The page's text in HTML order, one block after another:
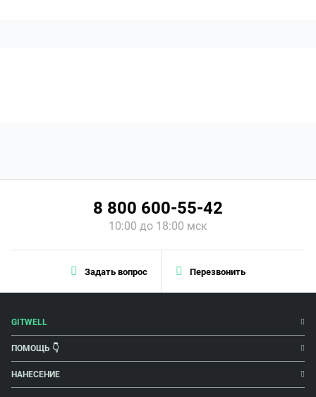
Задать вопрос Перезвонить
8 800 600-55-42
10:00 до 18:00 мск
GITWELL
ПОМОЩЬ 👇
НАНЕСЕНИЕ